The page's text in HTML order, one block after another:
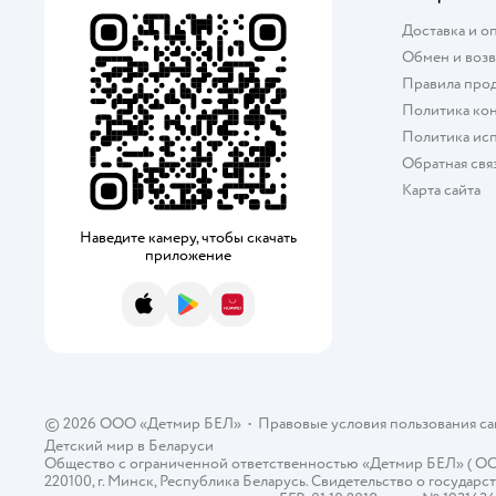
Наведите камеру, чтобы скачать
приложение
App StoreGoogle PlayAppGallery
Доставка и
Обмен и
Правила
Политика
Политика
Обратная
Карта сайта
© 2026 ООО «Детмир БЕЛ» • Правовые условия пользования
Детский мир в Беларуси
Общество с ограниченной ответственностью «Детмир БЕЛ» (
220100, г. Минск, Республика Беларусь. Свидетельство о